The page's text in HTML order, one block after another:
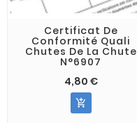
Certificat De
Conformité Quali
Chutes De La Chute
N°6907
4,80 €
